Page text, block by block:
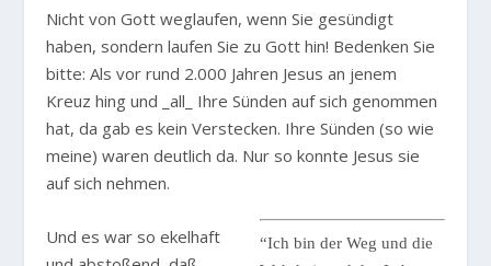
Nicht von Gott weglaufen, wenn Sie gesündigt
haben, sondern laufen Sie zu Gott hin! Bedenken Sie
bitte: Als vor rund 2.000 Jahren Jesus an jenem
Kreuz hing und _all_ Ihre Sünden auf sich genommen
hat, da gab es kein Verstecken. Ihre Sünden (so wie
meine) waren deutlich da. Nur so konnte Jesus sie
auf sich nehmen.
“Ich bin der Weg und die
Und es war so ekelhaft